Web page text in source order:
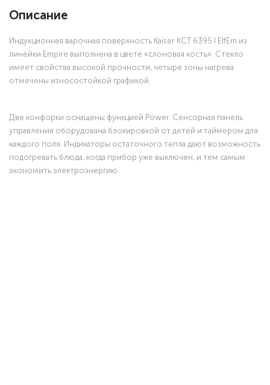
Описание
Индукционная варочная поверхность Kaiser KCT 6395 I ElfEm из
линейки Empire выполнена в цвете «слоновая кость». Стекло
имеет свойства высокой прочности, четыре зоны нагрева
отмечены износостойкой графикой.
Две конфорки оснащены функцией Power. Сенсорная панель
управления оборудована блокировкой от детей и таймером для
каждого поля. Индикаторы остаточного тепла дают возможность
подогревать блюда, когда прибор уже выключен, и тем самым
экономить электроэнергию.